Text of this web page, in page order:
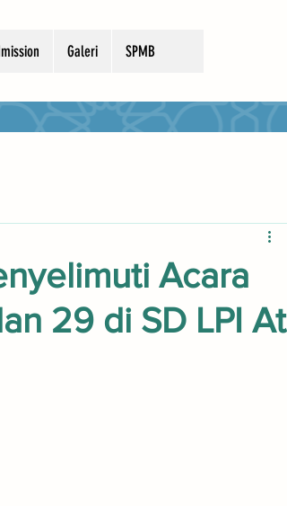
Galeri SPMB
Acara
29 di SD LPI At